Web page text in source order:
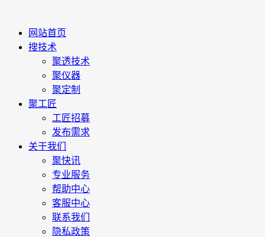
网站首页
搜技术
聚透技术
聚仪器
聚定制
聚工匠
工匠招募
发布需求
关于我们
聚快讯
专业服务
帮助中心
客服中心
联系我们
隐私政策